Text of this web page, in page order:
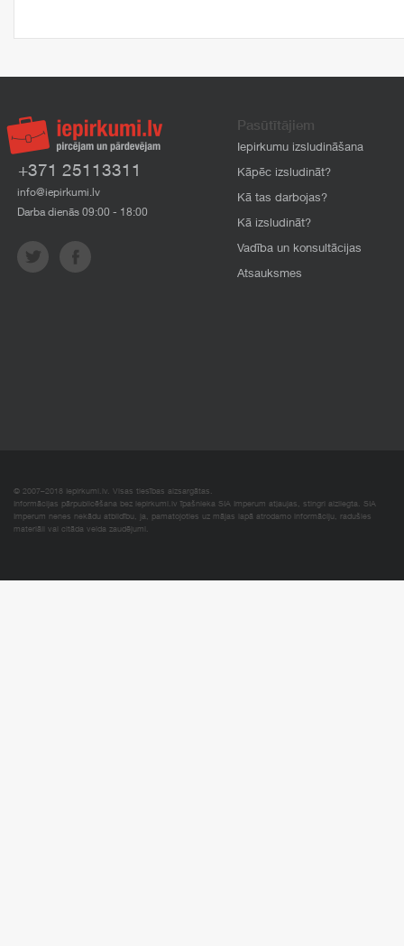
+371 25113311
info@iepirkumi.lv
Darba dienās 09:00 - 18:00
Pasūtītājiem
Iepirkumu izsludināšana
Kāpēc izsludināt?
Kā tas darbojas?
Kā izsludināt?
Vadība un konsultācijas
Atsauksmes
© 2007–2018 Iepirkumi.lv. Visas tiesības aizsargātas.
Informācijas pārpublicēšana bez iepirkumi.lv īpašnieka SIA Imperum atļaujas, stingri aizliegta. SIA
Imperum nenes nekādu atbildību, ja, pamatojoties uz mājas lapā atrodamo informāciju, radušies
materiāli vai citāda veida zaudējumi.